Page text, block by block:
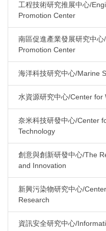
工程技術研究推展中心/
Promotion Center
南區促進產業發展研究中
Promotion Center
海洋科技研究中心/Marine
水資源研究中心/Center for
奈米科技研發中心/Center
Technology
創意與創新研發中心/The
and Innovation
新興污染物研究中心/
Research
資訊安全研究中心/